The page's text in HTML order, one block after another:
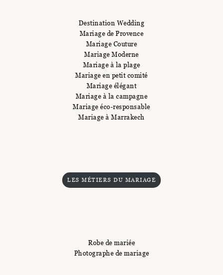
Destination Wedding
Mariage de Provence
Mariage Couture
Mariage Moderne
Mariage à la plage
Mariage en petit comité
Mariage élégant
Mariage à la campagne
Mariage éco-responsable
Mariage à Marrakech
LES MÉTIERS DU MARIAGE
Robe de mariée
Photographe de mariage